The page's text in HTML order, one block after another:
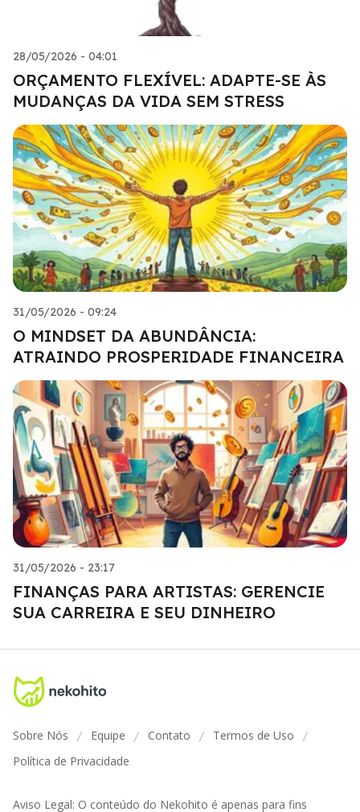
28/05/2026 - 04:01
ORÇAMENTO FLEXÍVEL: ADAPTE-SE ÀS
MUDANÇAS DA VIDA SEM STRESS
31/05/2026 - 09:24
O MINDSET DA ABUNDÂNCIA:
ATRAINDO PROSPERIDADE FINANCEIRA
31/05/2026 - 23:17
FINANÇAS PARA ARTISTAS: GERENCIE
SUA CARREIRA E SEU DINHEIRO
Sobre Nós / Equipe / Contato / Termos de Uso /
Política de Privacidade
Aviso Legal: O conteúdo do Nekohito é apenas para fins